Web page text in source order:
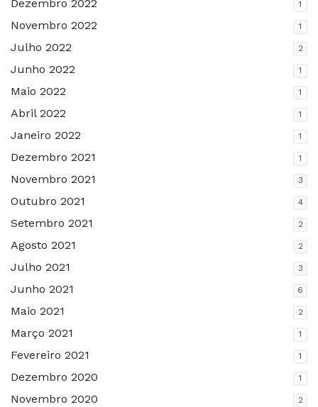
Dezembro 2022 1
Novembro 2022 1
Julho 2022 2
Junho 2022 1
Maio 2022 1
Abril 2022 1
Janeiro 2022 1
Dezembro 2021 1
Novembro 2021 3
Outubro 2021 4
Setembro 2021 2
Agosto 2021 2
Julho 2021 3
Junho 2021 6
Maio 2021 2
Março 2021 1
Fevereiro 2021 1
Dezembro 2020 1
Novembro 2020 2